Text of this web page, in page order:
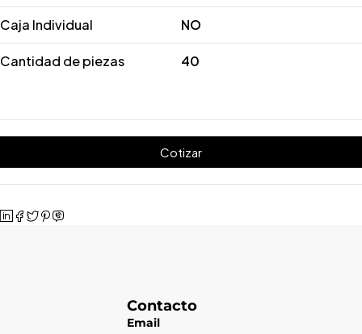
Caja Individual NO
Cantidad de piezas 40
Cotizar
Contacto
Email